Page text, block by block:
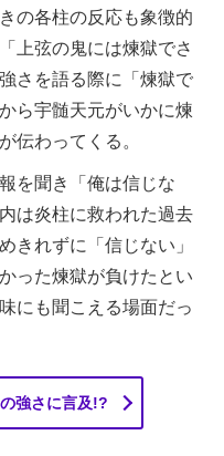
の各柱の反応も象徴的
上弦の鬼には煉獄でさ
さを語る際に「煉獄で
ら宇髄天元がいかに煉
伝わってくる。
を聞き「俺は信じな
は炎柱に救われた過去
きれずに「信じない」
った煉獄が負けたとい
にも聞こえる場面だっ
強さに言及!?